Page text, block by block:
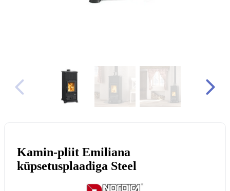
Kamin-pliit Emiliana
küpsetusplaadiga Steel